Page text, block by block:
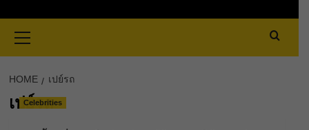
Menu
HOME เปย์รถ
เปย์รถ
Celebrities